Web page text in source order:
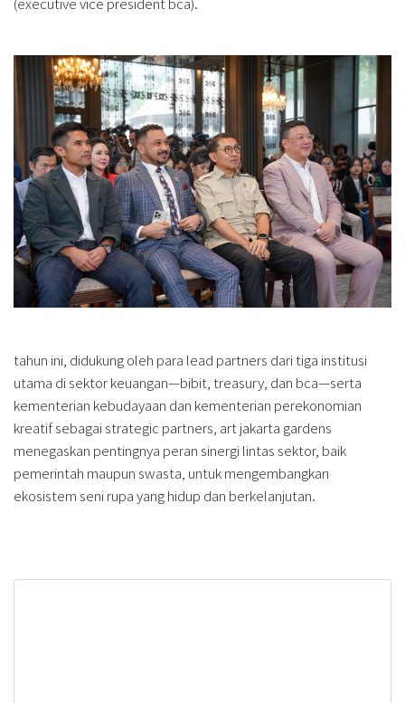
tahun ini, didukung oleh para lead partners dari tiga institusi
utama di sektor keuangan—bibit, treasury, dan bca—serta
kementerian kebudayaan dan kementerian perekonomian
kreatif sebagai strategic partners, art jakarta gardens
menegaskan pentingnya peran sinergi lintas sektor, baik
pemerintah maupun swasta, untuk mengembangkan
ekosistem seni rupa yang hidup dan berkelanjutan.